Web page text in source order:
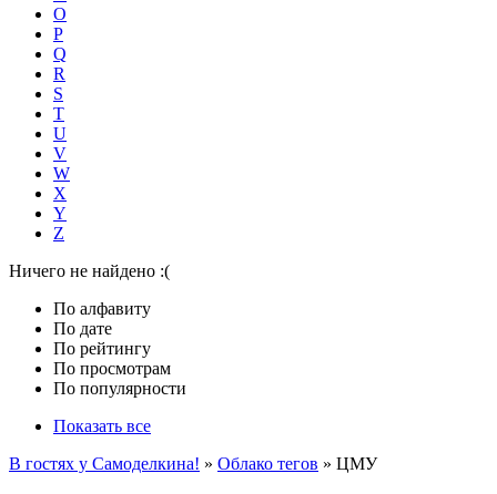
O
P
Q
R
S
T
U
V
W
X
Y
Z
Ничего не найдено :(
По алфавиту
По дате
По рейтингу
По просмотрам
По популярности
Показать все
В гостях у Самоделкина! » Облако тегов » ЦМУ